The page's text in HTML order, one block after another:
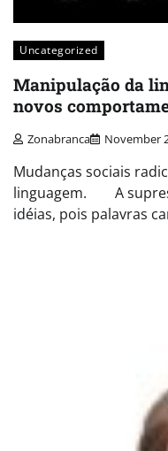
Uncategorized
Manipulação da
novos
Zonabranca November
Mudanças sociais
linguagem. A
idéias, pois palavras